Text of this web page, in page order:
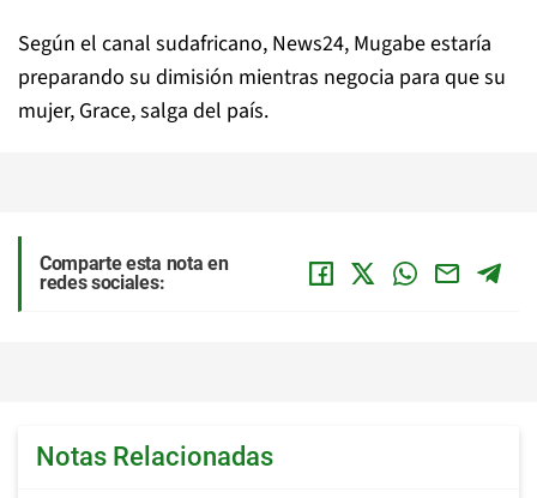
Según el canal sudafricano, News24, Mugabe estaría
preparando su dimisión mientras negocia para que su
mujer, Grace, salga del país.
Comparte esta nota en
redes sociales:
Notas Relacionadas